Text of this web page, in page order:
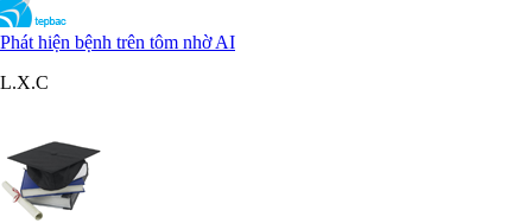
Phát hiện bệnh trên tôm nhờ AI
L.X.C